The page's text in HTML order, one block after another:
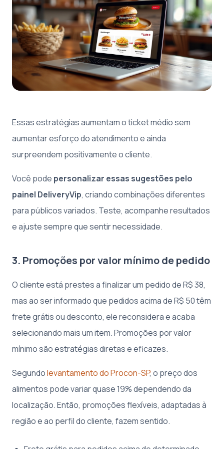
Essas estratégias aumentam o ticket médio sem
aumentar esforço do atendimento e ainda
surpreendem positivamente o cliente.
Você pode personalizar essas sugestões pelo
painel DeliveryVip, criando combinações diferentes
para públicos variados. Teste, acompanhe resultados
e ajuste sempre que sentir necessidade.
3. Promoções por valor mínimo de pedido
O cliente está prestes a finalizar um pedido de R$ 38,
mas ao ser informado que pedidos acima de R$ 50 têm
frete grátis ou desconto, ele reconsidera e acaba
selecionando mais um item. Promoções por valor
mínimo são estratégias diretas e eficazes.
Segundolevantamento do Procon-SP, o preço dos
alimentos pode variar quase 19% dependendo da
localização. Então, promoções flexíveis, adaptadas à
região e ao perfil do cliente, fazem sentido.